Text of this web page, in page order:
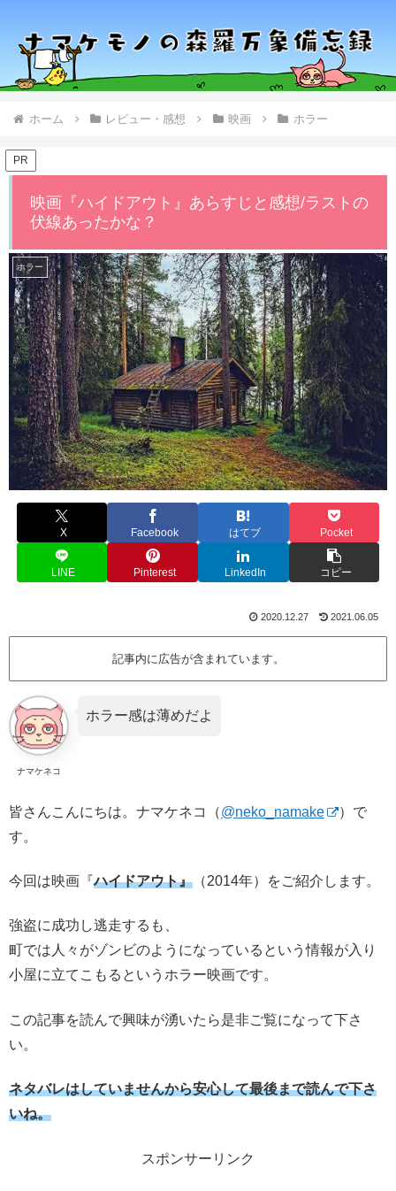
ホーム レビュー・感想 映画 ホラー
PR
映画『ハイドアウト』あらすじと感想/ラストの
伏線あったかな？
ホラー
X Facebook はてブ Pocket
LINE Pinterest LinkedIn コピー
2020.12.27 2021.06.05
記事内に広告が含まれています。
ナマケネコ
ホラー感は薄めだよ
皆さんこんにちは。ナマケネコ（@neko_namake
）で
す。
今回は映画『ハイドアウト』 （2014年）をご紹介します。
強盗に成功し逃走するも、
町では人々がゾンビのようになっているという情報が入り
小屋に立てこもるというホラー映画です。
この記事を読んで興味が湧いたら是非ご覧になって下さ
い。
ネタバレはしていませんから安心して最後まで読んで下さ
いね。
スポンサーリンク